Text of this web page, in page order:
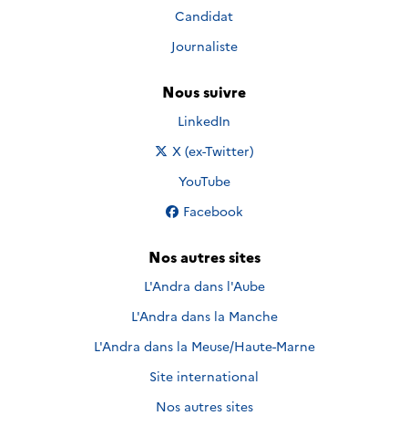
Candidat
Journaliste
Nous suivre
Nous suivre sur
LinkedIn
Nous suivre sur
X (ex-Twitter)
Nous suivre sur
YouTube
Nous suivre sur
Facebook
Nos autres sites
L'Andra dans l'Aube
L'Andra dans la Manche
L'Andra dans la Meuse/Haute-Marne
Site international
Nos autres sites